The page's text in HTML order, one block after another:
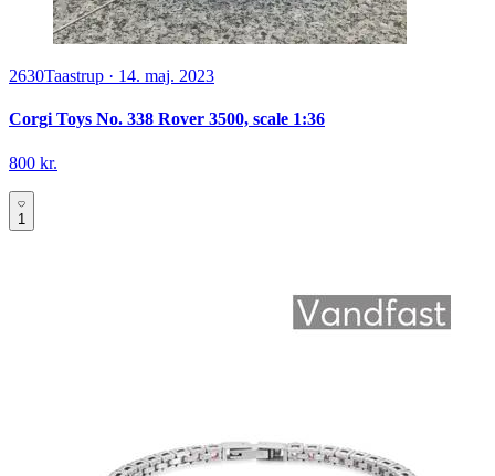
2630Taastrup · 14. maj. 2023
Corgi Toys No. 338 Rover 3500, scale 1:36
800 kr.
1